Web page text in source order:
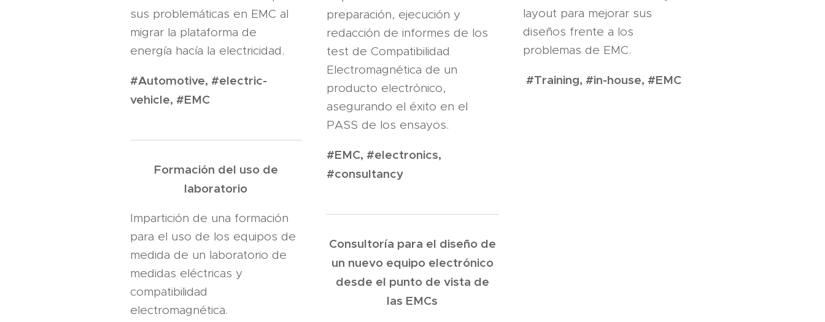
sus problemáticas en EMC al
migrar la plataforma de
energía hacía la electricidad.
#Automotive, #electric-
vehicle, #EMC
Formación del uso de
laboratorio
Impartición de una formación
para el uso de los equipos de
medida de un laboratorio de
medidas eléctricas y
compatibilidad
electromagnética.
preparación, ejecución y
redacción de informes de los
test de Compatibilidad
Electromagnética de un
producto electrónico,
asegurando el éxito en el
PASS de los ensayos.
#EMC, #electronics,
#consultancy
Consultoría para el diseño de
un nuevo equipo electrónico
desde el punto de vista de
las EMCs
layout para mejorar sus
diseños frente a los
problemas de EMC.
#Training, #in-house, #EMC